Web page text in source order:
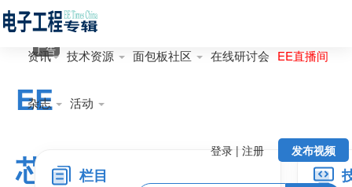
资讯 技术资源 面包板社区 在线研讨会 EE直播间
杂志 活动
发布视频
登录 | 注册
EE
芯
广告
栏目